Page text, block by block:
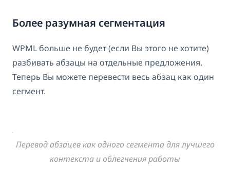
Более разумная сегментация
WPML больше не будет (если Вы этого не хотите)
разбивать абзацы на отдельные предложения.
Теперь Вы можете перевести весь абзац как один
сегмент.
Перевод абзацев как одного сегмента для лучшего
контекста и облегчения работы